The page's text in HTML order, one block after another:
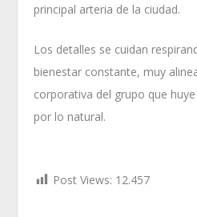
principal arteria de la ciudad.
Los detalles se cuidan
bienestar constante, muy
corporativa del grupo que
por lo natural.
Post Views: 12.457